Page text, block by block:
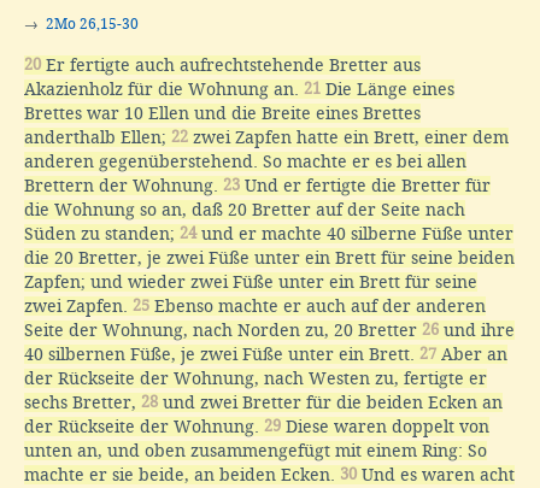
→ 2Mo 26,15-30
20 Er fertigte auch aufrechtstehende Bretter aus
Akazienholz für die Wohnung an. 21 Die Länge eines
Brettes war 10 Ellen und die Breite eines Brettes
anderthalb Ellen; 22 zwei Zapfen hatte ein Brett, einer dem
anderen gegenüberstehend. So machte er es bei allen
Brettern der Wohnung. 23 Und er fertigte die Bretter für
die Wohnung so an, daß 20 Bretter auf der Seite nach
Süden zu standen; 24und er machte 40 silberne Füße unter
die 20 Bretter, je zwei Füße unter ein Brett für seine beiden
Zapfen; und wieder zwei Füße unter ein Brett für seine
zwei Zapfen. 25 Ebenso machte er auch auf der anderen
Seite der Wohnung, nach Norden zu, 20 Bretter 26 und ihre
40 silbernen Füße, je zwei Füße unter ein Brett. 27 Aber an
der Rückseite der Wohnung, nach Westen zu, fertigte er
sechs Bretter, 28 und zwei Bretter für die beiden Ecken an
der Rückseite der Wohnung. 29 Diese waren doppelt von
unten an, und oben zusammengefügt mit einem Ring: So
machte er sie beide, an beiden Ecken. 30 Und es waren acht